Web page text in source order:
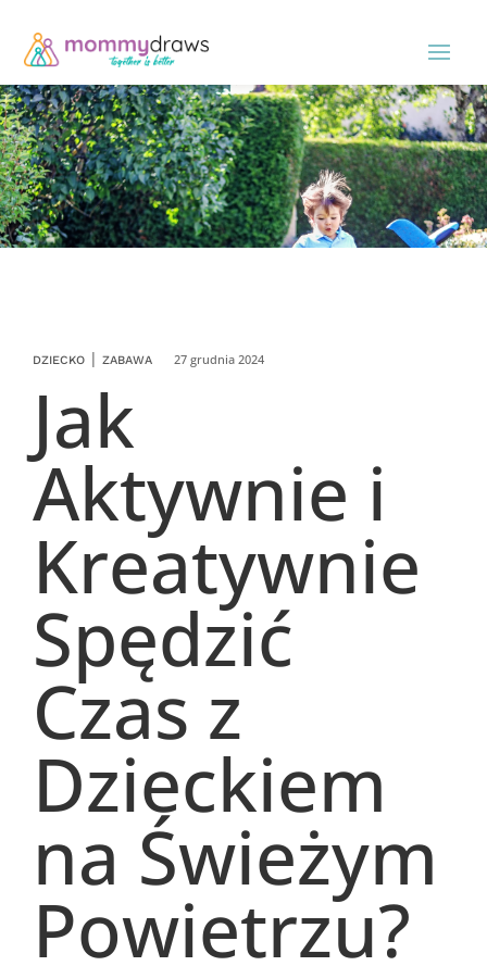
DZIECKO | ZABAWA 27 grudnia 2024
Jak
Aktywnie i
Kreatywnie
Spędzić
Czas z
Dzieckiem
na Świeżym
Powietrzu?